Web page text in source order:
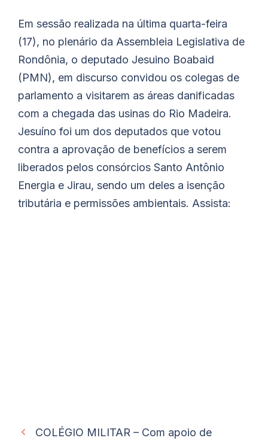
Em sessão realizada na última quarta-feira
(17), no plenário da Assembleia Legislativa de
Rondônia, o deputado Jesuino Boabaid
(PMN), em discurso convidou os colegas de
parlamento a visitarem as áreas danificadas
com a chegada das usinas do Rio Madeira.
Jesuíno foi um dos deputados que votou
contra a aprovação de benefícios a serem
liberados pelos consórcios Santo Antônio
Energia e Jirau, sendo um deles a isenção
tributária e permissões ambientais. Assista:
COLÉGIO MILITAR – Com apoio de